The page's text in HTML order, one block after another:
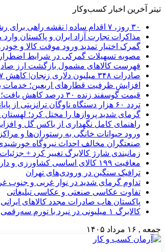
تیتر آخرین اخبار کسب‌وکار
۳۰ روز، ۷ اقدام ساده | نقشه راهی برای رشد یک کسب‌وکار اینترنتی
مذاکرات تجارت آزاد ایران و پاکستان
گمرک اختیار تمدید ورود موقت کالا و خودرو
مصوبه تسهیلات گمرکی در شرایط
فهرست کالاهای مشمول بازگشت ارز
صادرات ۳۴۸ میلیون دلاری زنجان| ‌کاهش ۱۷ درصدی واردات
افزایش ظرفیت قطارهای اربعین؛ خدمات
قیمت گوسفند زنده ۳۰ درصد کاهش یافت؛ گوشت ارزان نشد
تردد ۶۰ هزار دستگاه ناوگان ترانزیتی از پایانه‌های مرزی آذربایجان ‌غربی
گرمای شدید پروازها را مختل کرد؛
راهنمای کامل نگهداری از باکس گل و
ورود حیوانات خانگی به رستوران‌ها و
صنعتگران مخالف احداث نیروگاه
زمانبندی شارژ کالابرگ تغییر کرد + جزئیات
معافیت ۱۹۹ کالای اساسی کشاورزی و دارو از پرداخت عوارض ۱.۲ درصدی واردات
ترافیک سنگین در ورودی‌های تهران
تداوم گرمای شدید در نوار غربی و جنوب غرب؛
تفاوت عکاسی صنعتی و عکاسی تبلیغاتی
پاکستان هاب صادرات مجدد کالاهای ایرانی
کالابرگ ۱ میلیونی در نبرد با تورم سه‌رقمی
جمعه , ۱۶ مرداد ۱۴۰۵